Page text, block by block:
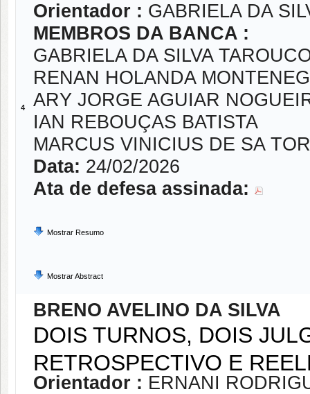
4
Orientador : GABRIELA DA
MEMBROS DA BANCA :
GABRIELA DA SILVA
RENAN HOLANDA
ARY JORGE AGUIAR
IAN REBOUÇAS BATISTA
MARCUS VINICIUS DE SA
Data: 24/02/2026
Ata de defesa assinada:
Mostrar Resumo
Mostrar Abstract
BRENO AVELINO DA SILVA
DOIS TURNOS, DOIS
RETROSPECTIVO E
Orientador : ERNANI